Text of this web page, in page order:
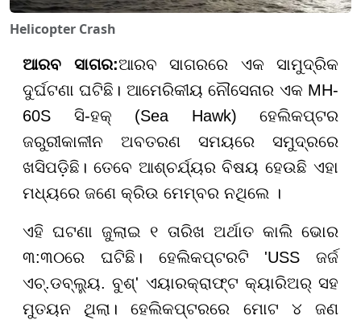
Helicopter Crash
ଆରବ ସାଗର:ଆରବ ସାଗରରେ ଏକ ସାମୁଦ୍ରିକ
ଦୁର୍ଘଟଣା ଘଟିଛି। ଆମେରିକୀୟ ନୌସେନାର ଏକ MH-
60S ସି-ହକ୍ (Sea Hawk) ହେଲିକପ୍ଟର
ଜରୁରୀକାଳୀନ ଅବତରଣ ସମୟରେ ସମୁଦ୍ରରେ
ଖସିପଡ଼ିଛି। ତେବେ ଆଶ୍ଚର୍ଯ୍ୟର ବିଷୟ ହେଉଛି ଏହା
ମଧ୍ୟରେ ଜଣେ କ୍ରିଉ ମେମ୍ବର ନଥିଲେ ।
ଏହି ଘଟଣା ଜୁଲାଇ ୧ ତାରିଖ ଅର୍ଥାତ କାଲି ଭୋର
୩:୩୦ରେ ଘଟିଛି। ହେଲିକପ୍ଟରଟି 'USS ଜର୍ଜ
ଏଚ୍.ଡବ୍ଲ୍ୟୁ. ବୁଶ୍' ଏୟାରକ୍ରାଫ୍ଟ କ୍ୟାରିଅର୍ ସହ
ମୁତୟନ ଥିଲା। ହେଲିକପ୍ଟରରେ ମୋଟ ୪ ଜଣ